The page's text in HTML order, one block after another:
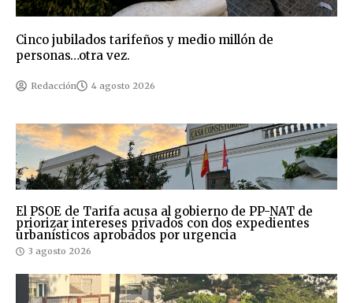
Cinco jubilados tarifeños y medio millón de
personas…otra vez.
Redacción 4 agosto 2026
El PSOE de Tarifa acusa al gobierno de PP-NAT de
priorizar intereses privados con dos expedientes
urbanísticos aprobados por urgencia
3 agosto 2026